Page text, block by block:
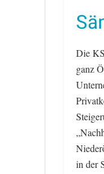
Die
ganz
in der